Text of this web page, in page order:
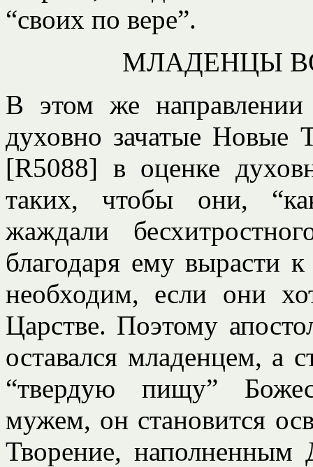
“своих по вере”.
МЛАДЕНЦЫ
В этом же
духовно зачатые Новые
[R5088] в оценке
таких, чтобы они,
жаждали
благодаря ему вырасти
необходим, если они
Царстве. Поэтому
оставался младенцем, а
“твердую пищу”
мужем, он становится
Творение,